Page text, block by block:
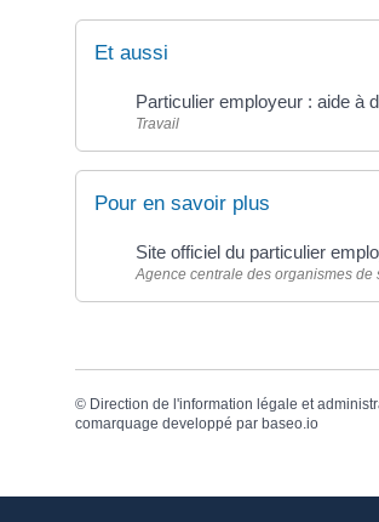
Et aussi
Particulier employeur : aide à
Travail
Pour en savoir plus
Site officiel du particulier
Agence centrale des organismes de
© Direction de l'information légale et
comarquage developpé par baseo.io